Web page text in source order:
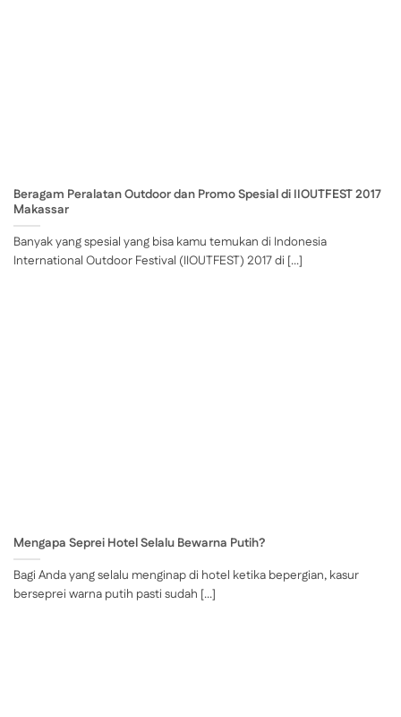
Beragam Peralatan Outdoor dan Promo Spesial di IIOUTFEST 2017
Makassar
Banyak yang spesial yang bisa kamu temukan di Indonesia
International Outdoor Festival (IIOUTFEST) 2017 di [...]
Mengapa Seprei Hotel Selalu Bewarna Putih?
Bagi Anda yang selalu menginap di hotel ketika bepergian, kasur
berseprei warna putih pasti sudah [...]